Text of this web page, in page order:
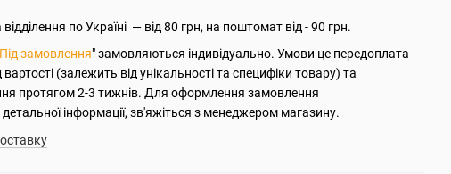
по Україні — від 80 грн, на поштомат від - 90 грн.
Під замовлення" замовляються індивідуально. Умови це передоплата
вартості (залежить від унікальності та специфіки товару) та
протягом 2-3 тижнів. Для оформлення замовлення
інформації, зв'яжіться з менеджером магазину.